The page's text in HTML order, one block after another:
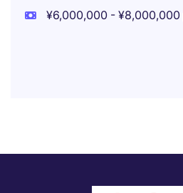
¥6,000,000 - ¥8,000,000